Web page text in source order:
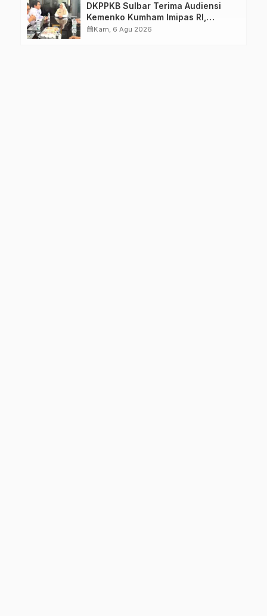
DKPPKB Sulbar Terima Audiensi
Kemenko Kumham Imipas RI,
Perkuat Pelayanan Kesehatan bagi
calendar_monthKam, 6 Agu 2026